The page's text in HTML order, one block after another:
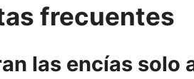
frecuentes
las encías solo